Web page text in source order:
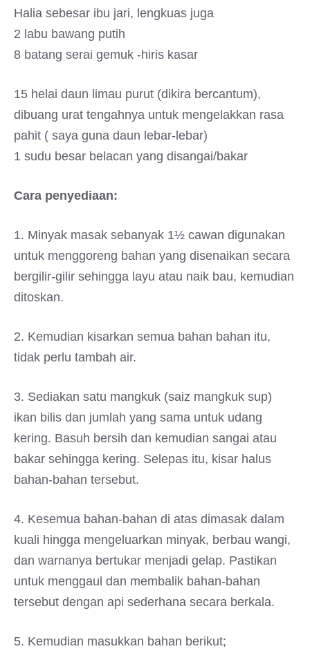
Halia sebesar ibu jari, lengkuas juga
2 labu bawang putih
8 batang serai gemuk -hiris kasar
15 helai daun limau purut (dikira bercantum),
dibuang urat tengahnya untuk mengelakkan rasa
pahit ( saya guna daun lebar-lebar)
1 sudu besar belacan yang disangai/bakar
Cara penyediaan:
1. Minyak masak sebanyak 1½ cawan digunakan
untuk menggoreng bahan yang disenaikan secara
bergilir-gilir sehingga layu atau naik bau, kemudian
ditoskan.
2. Kemudian kisarkan semua bahan bahan itu,
tidak perlu tambah air.
3. Sediakan satu mangkuk (saiz mangkuk sup)
ikan bilis dan jumlah yang sama untuk udang
kering. Basuh bersih dan kemudian sangai atau
bakar sehingga kering. Selepas itu, kisar halus
bahan-bahan tersebut.
4. Kesemua bahan-bahan di atas dimasak dalam
kuali hingga mengeluarkan minyak, berbau wangi,
dan warnanya bertukar menjadi gelap. Pastikan
untuk menggaul dan membalik bahan-bahan
tersebut dengan api sederhana secara berkala.
5. Kemudian masukkan bahan berikut;